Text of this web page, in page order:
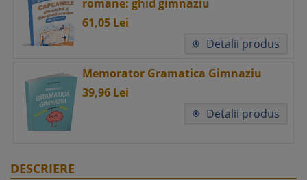
romane: ghid gimnaziu
61,05 Lei

Detalii produs
Memorator Gramatica Gimnaziu
39,96 Lei
 Detalii produs
DESCRIERE